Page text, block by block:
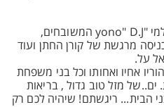
ההפקה היתה אדירה! מטעמי אולמי "yono" D.J המשובחים,
מרגשת של קורן החתן ועוד
על.
אחיו ואחותו וכל בני משפחת
מזל טוב גדול , בריאות
הבית... ריגשתם! שיהיה לכם רק